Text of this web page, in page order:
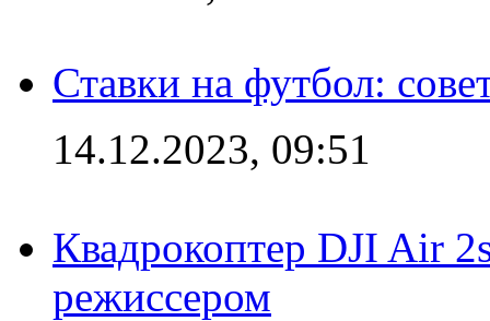
Ставки на футбол:
14.12.2023, 09:51
Квадрокоптер DJI Air
режиссером